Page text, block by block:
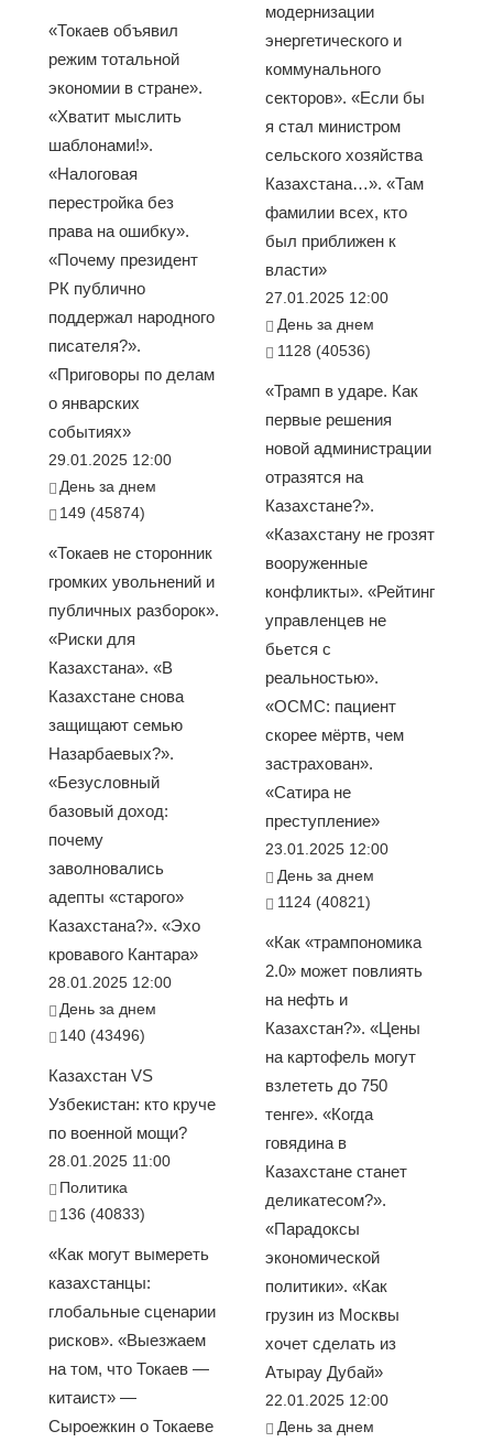
«Токаев объявил
режим тотальной
экономии в стране».
«Хватит мыслить
шаблонами!».
«Налоговая
перестройка без
права на ошибку».
«Почему президент
РК публично
поддержал народного
писателя?».
«Приговоры по делам
о январских
событиях»
29.01.2025 12:00
День за днем
149 (45874)
«Токаев не сторонник
громких увольнений и
публичных разборок».
«Риски для
Казахстана». «В
Казахстане снова
защищают семью
Назарбаевых?».
«Безусловный
базовый доход:
почему
заволновались
адепты «старого»
Казахстана?». «Эхо
кровавого Кантара»
28.01.2025 12:00
День за днем
140 (43496)
Казахстан VS
Узбекистан: кто круче
по военной мощи?
28.01.2025 11:00
Политика
136 (40833)
«Как могут вымереть
казахстанцы:
глобальные сценарии
рисков». «Выезжаем
на том, что Токаев —
китаист» —
Сыроежкин о Токаеве
модернизации
энергетического и
коммунального
секторов». «Если бы
я стал министром
сельского хозяйства
Казахстана…». «Там
фамилии всех, кто
был приближен к
власти»
27.01.2025 12:00
День за днем
1128 (40536)
«Трамп в ударе. Как
первые решения
новой администрации
отразятся на
Казахстане?».
«Казахстану не грозят
вооруженные
конфликты». «Рейтинг
управленцев не
бьется с
реальностью».
«ОСМС: пациент
скорее мёртв, чем
застрахован».
«Сатира не
преступление»
23.01.2025 12:00
День за днем
1124 (40821)
«Как «трампономика
2.0» может повлиять
на нефть и
Казахстан?». «Цены
на картофель могут
взлететь до 750
тенге». «Когда
говядина в
Казахстане станет
деликатесом?».
«Парадоксы
экономической
политики». «Как
грузин из Москвы
хочет сделать из
Атырау Дубай»
22.01.2025 12:00
День за днем